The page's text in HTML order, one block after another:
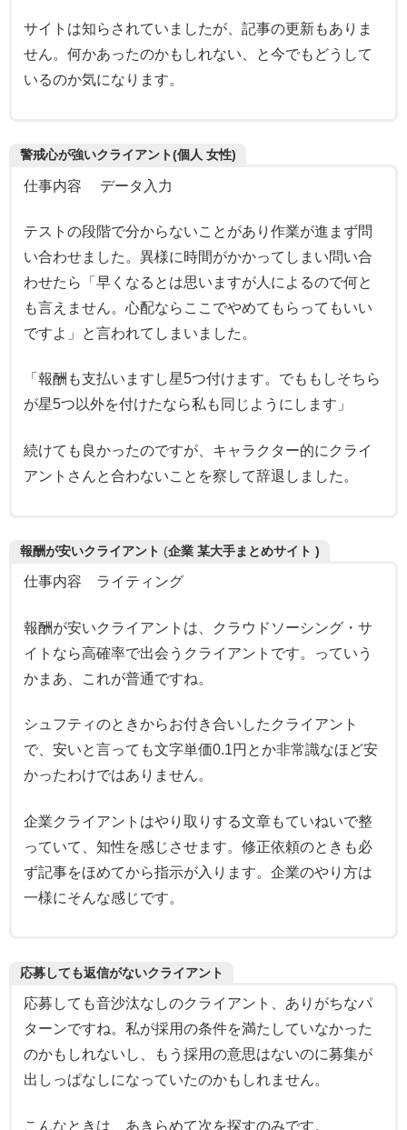
サイトは知らされていましたが、記事の更新もありま
せん。何かあったのかもしれない、と今でもどうして
いるのか気になります。
警戒心が強いクライアント(個人 女性)
仕事内容 データ入力
テストの段階で分からないことがあり作業が進まず問
い合わせました。異様に時間がかかってしまい問い合
わせたら「早くなるとは思いますが人によるので何と
も言えません。心配ならここでやめてもらってもいい
ですよ」と言われてしまいました。
「報酬も支払いますし星5つ付けます。でももしそちら
が星5つ以外を付けたなら私も同じようにします」
続けても良かったのですが、キャラクター的にクライ
アントさんと合わないことを察して辞退しました。
報酬が安いクライアント (企業 某大手まとめサイト )
仕事内容 ライティング
報酬が安いクライアントは、クラウドソーシング・サ
イトなら高確率で出会うクライアントです。っていう
かまあ、これが普通ですね。
シュフティのときからお付き合いしたクライアント
で、安いと言っても文字単価0.1円とか非常識なほど安
かったわけではありません。
企業クライアントはやり取りする文章もていねいで整
っていて、知性を感じさせます。修正依頼のときも必
ず記事をほめてから指示が入ります。企業のやり方は
一様にそんな感じです。
応募しても返信がないクライアント
応募しても音沙汰なしのクライアント、ありがちなパ
ターンですね。私が採用の条件を満たしていなかった
のかもしれないし、もう採用の意思はないのに募集が
出しっぱなしになっていたのかもしれません。
こんなときは、あきらめて次を探すのみです。